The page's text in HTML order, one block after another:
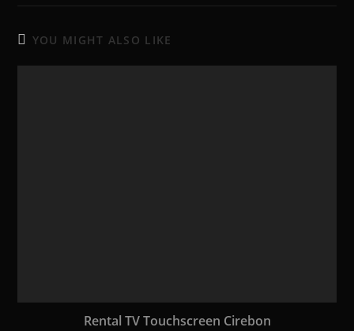
YOU MIGHT ALSO LIKE
Rental TV Touchscreen Cirebon